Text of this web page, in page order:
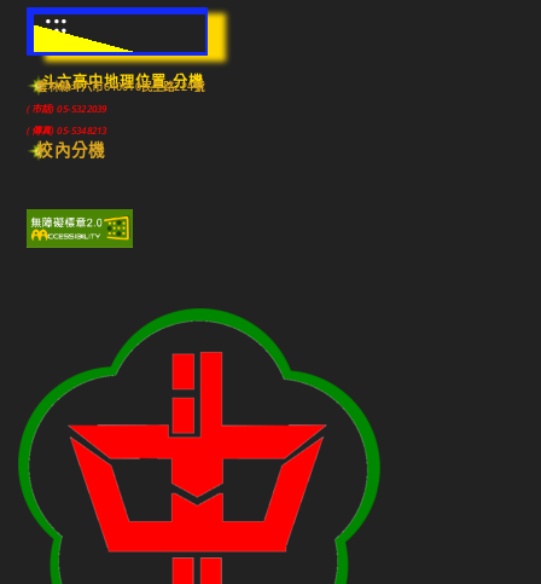
:::
斗六高中地理位置-分機
雲林縣斗六市640010民生路224號
(市話) 05-5322039
(傳真) 05-5348213
校內分機